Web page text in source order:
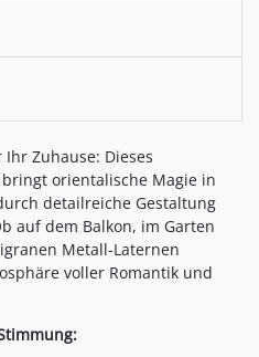
Zuhause: Dieses
orientalische Magie in
detailreiche Gestaltung
auf dem Balkon, im Garten
Metall-Laternen
voller Romantik und